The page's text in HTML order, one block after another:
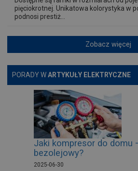
pięciokrotnej. Unikatowa kolorystyka w
podnosi prestiż...
Zobacz więcej
PORADY WARTYKUŁY ELEKTRYCZNE
Jaki kompresor do domu
bezolejowy?
2025-06-30